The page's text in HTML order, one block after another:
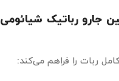
جارو رباتیک شیائومی
ربات را فراهم می‌کند: